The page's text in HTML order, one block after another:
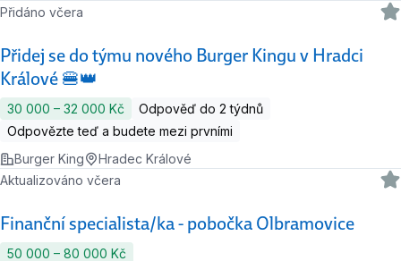
Přidej se do týmu nového Burger Kingu v Hradci
Králové 🍔👑
Přidáno včera
30 000 ‍–‍ 32 000 Kč
Odpověď do 2 týdnů
Odpovězte teď a budete mezi prvními
Burger King
Hradec Králové
Finanční specialista/ka - pobočka Olbramovice
Aktualizováno včera
50 000 ‍–‍ 80 000 Kč